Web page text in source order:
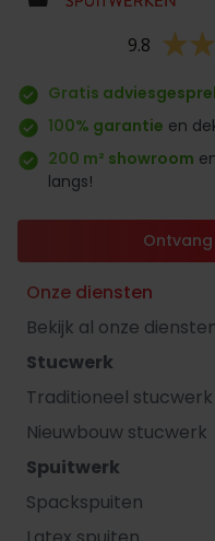
9.8
Gratis
100% garantie en
200 m² showroom
langs!
Onze diensten
Bekijk al onze
Stucwerk
Traditioneel stucwerk
Nieuwbouw stucwerk
Spuitwerk
Spackspuiten